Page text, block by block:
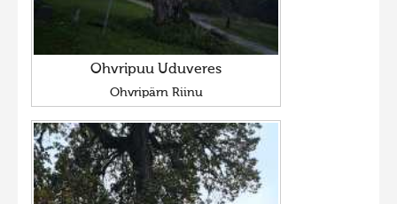
Ohvripuu Uduveres
Ohvripärn Riinu